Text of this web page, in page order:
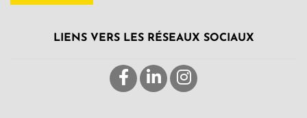
LIENS VERS LES RÉSEAUX SOCIAUX